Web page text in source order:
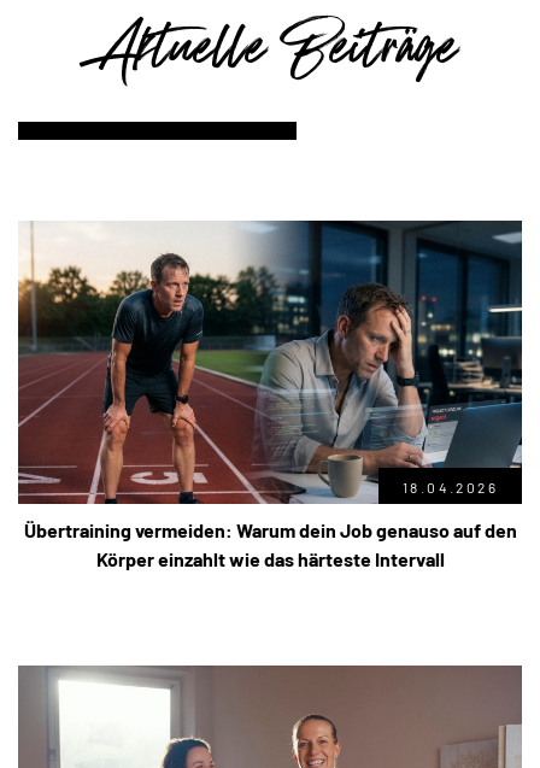
Aktuelle Beiträge
18.04.2026
Übertraining vermeiden: Warum dein Job genauso auf den
Körper einzahlt wie das härteste Intervall